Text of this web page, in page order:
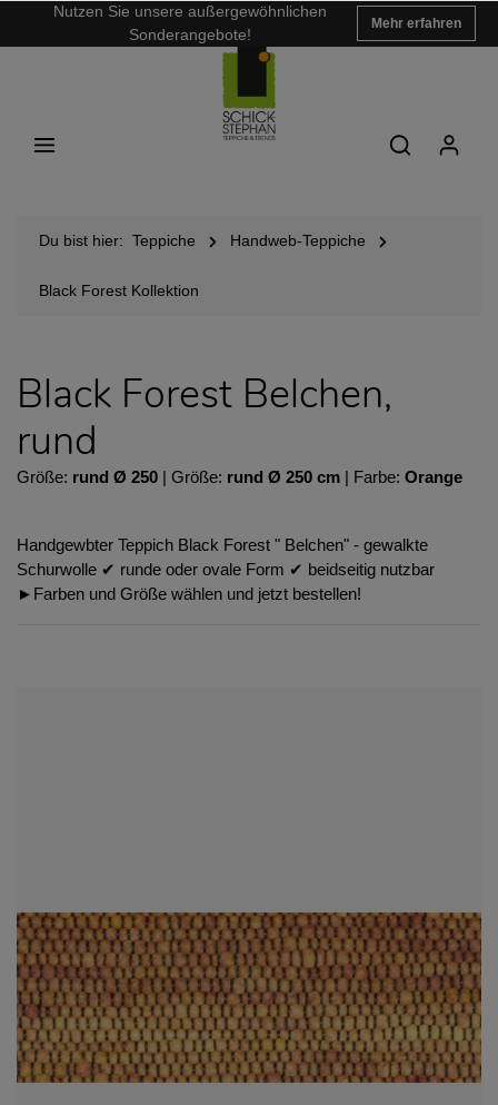
Nutzen Sie unsere außergewöhnlichen
Sonderangebote!
Mehr erfahren
Du bist hier: Teppiche Handweb-Teppiche
Black Forest Kollektion
Black Forest Belchen,
rund
Größe: rund Ø 250 | Größe: rund Ø 250 cm | Farbe: Orange
Handgewbter Teppich Black Forest " Belchen" - gewalkte
Schurwolle ✔︎ runde oder ovale Form ✔︎ beidseitig nutzbar
►Farben und Größe wählen und jetzt bestellen!